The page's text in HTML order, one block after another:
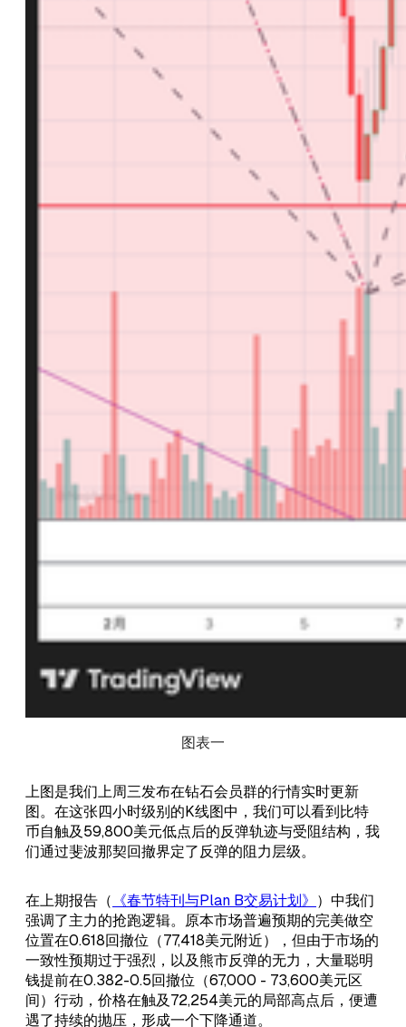
图表一
上图是我们上周三发布在钻石会员群的行情实时更新
图。在这张四小时级别的K线图中，我们可以看到比特
币自触及59,800美元低点后的反弹轨迹与受阻结构，我
们通过斐波那契回撤界定了反弹的阻力层级。
在上期报告（ 《春节特刊与Plan B交易计划》 ）中我们
强调了主力的抢跑逻辑。原本市场普遍预期的完美做空
位置在0.618回撤位（77,418美元附近），但由于市场的
一致性预期过于强烈，以及熊市反弹的无力，大量聪明
钱提前在0.382-0.5回撤位（67,000 - 73,600美元区
间）行动，价格在触及72,254美元的局部高点后，便遭
遇了持续的抛压，形成一个下降通道。